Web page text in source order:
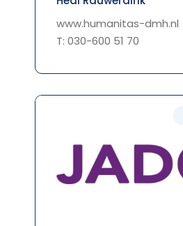
www.humanitas-dmh.nl
T: 030-600 51 70